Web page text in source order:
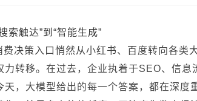
索触达”到“智能生成”
费决策入口悄然从小红书、百度转向各类
力转移。在过去，企业执着于SEO、信
天，大模型给出的每一个答案，都在深度